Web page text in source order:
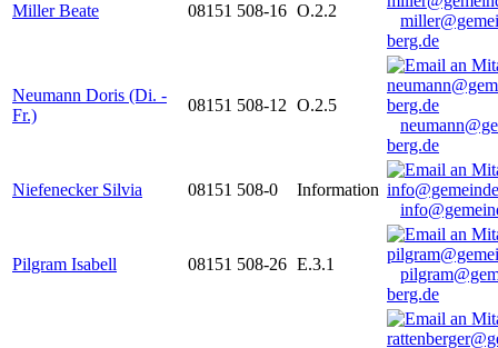
Miller Beate 08151 508-16 O.2.2
berg.de
Neumann Doris (Di. -
Fr.)
08151 508-12 O.2.5
berg.de
Niefenecker Silvia 08151 508-0
Information
Pilgram Isabell 08151 508-26 E.3.1
berg.de